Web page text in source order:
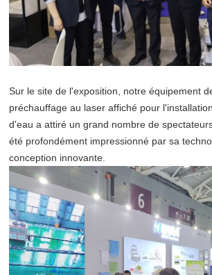
Sur le site de l'exposition, notre équipement
préchauffage au laser affiché pour
d'eau a attiré un grand nombre de
été profondément impressionné par sa
conception innovante.